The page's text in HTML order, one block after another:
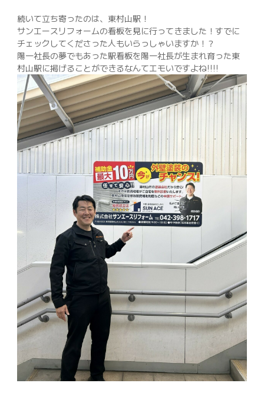
続いて立ち寄ったのは、東村山駅！
サンエースリフォームの看板を見に行ってきました！すでに
チェックしてくださった人もいらっしゃいますか！？
陽一社長の夢でもあった駅看板を陽一社長が生まれ育った東
村山駅に掲げることができるなんてエモいですよね!!!!